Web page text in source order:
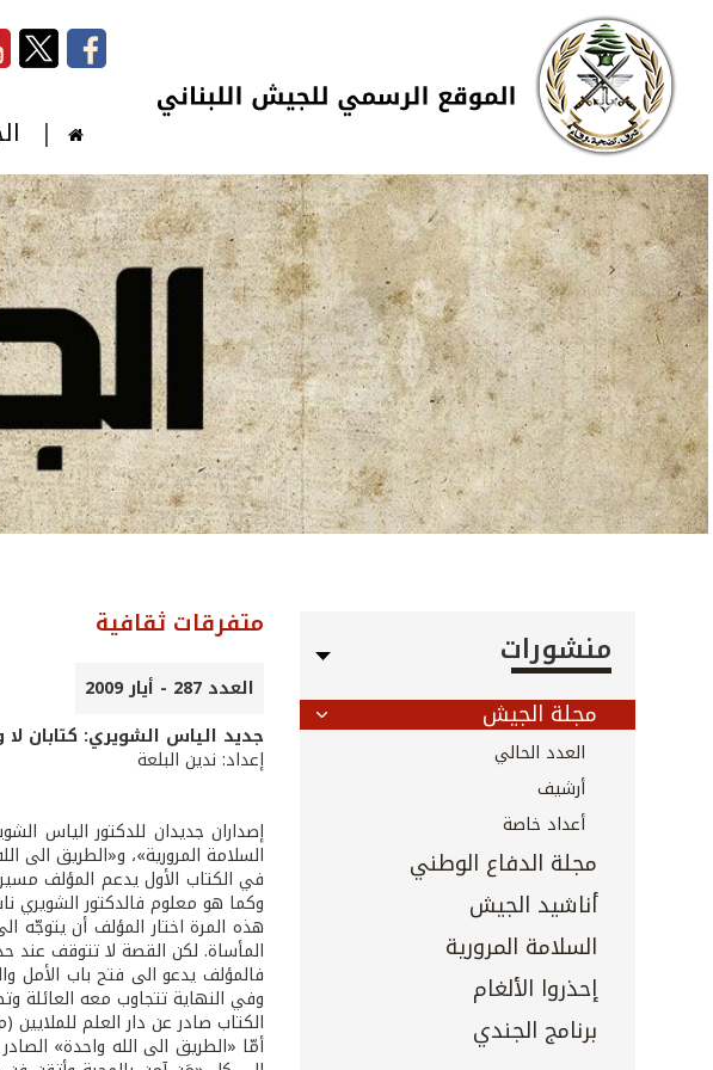
تجاوز إلى المحتوى الرئيسي
Skip to navigation
منشورات
مجلة الجيش
العدد الحالي
أرشيف
أعداد خاصة
مجلة الدفاع الوطني
أناشيد الجيش
السلامة المرورية
إحذروا الألغام
برنامج الجندي
متفرقات ثقافية
العدد 287 - أيار 2009
جديد الياس الشويري: كتابان لا
إعداد: ندين البلعة
إصداران جديدان للدكتور الياس
السلامة المرورية»، و«الطريق الى
في الكتاب الأول يدعم المؤلف
وكما هو معلوم فالدكتور الشويري
هذه المرة اختار المؤلف أن
المأساة. لكن القصة لا تتوقف عند
فالمؤلف يدعو الى فتح باب الأمل
وفي النهاية تتجاوب معه العائلة
الكتاب صادر عن دار العلم
أمّا «الطريق الى الله واحدة»